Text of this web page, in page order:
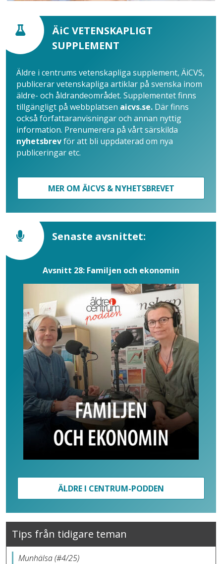
ÄiC VETENSKAPLIGT
SUPPLEMENT
Äldre i centrums vetenskapliga supplement, ÄiCVS,
publicerar vetenskapliga artiklar på svenska inom
äldre- och åldrandeområdet. Supplementet finns
tillgängligt på webbplatsen aicvs.se. Där finns
också författaranvisningar och annan nyttig
information. Prenumerera på vårt särskilda
nyhetsbrevför att bli uppdaterad om nya
publiceringar etc.
MER OM ÄICVS & NYHETSBREVET
Senaste avsnittet:
Avsnitt 28: Familjen och ekonomin
ÄLDRE I CENTRUM-PODDEN
Tips från tidigare teman
Munhälsa (#4/25)